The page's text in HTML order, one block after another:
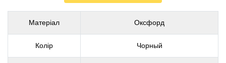
Матеріал Оксфорд
Колір Чорный